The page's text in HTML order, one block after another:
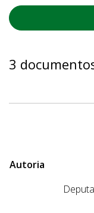
3
Autoria